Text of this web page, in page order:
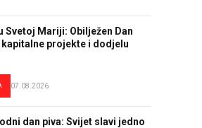
Svetoj Mariji: Obilježen Dan
projekte i dodjelu
07.08.2026.
dan piva: Svijet slavi jedno